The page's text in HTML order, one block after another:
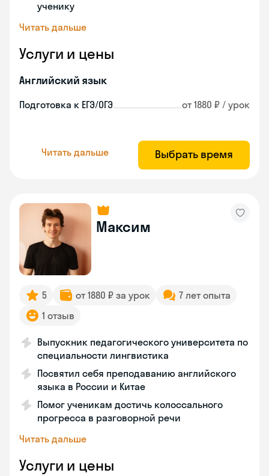
ученику
Читать дальше
Услуги и цены
Английский язык
Подготовка к ЕГЭ/ОГЭ от 1880 ₽ / урок
Читать дальше Выбрать время
Максим
5 от 1880 ₽ за урок
7 лет опыта
1 отзыв
Выпускник педагогического университета по
специальности лингвистика
Посвятил себя преподаванию английского
языка в России и Китае
Помог ученикам достичь колоссального
прогресса в разговорной речи
Читать дальше
Услуги и цены